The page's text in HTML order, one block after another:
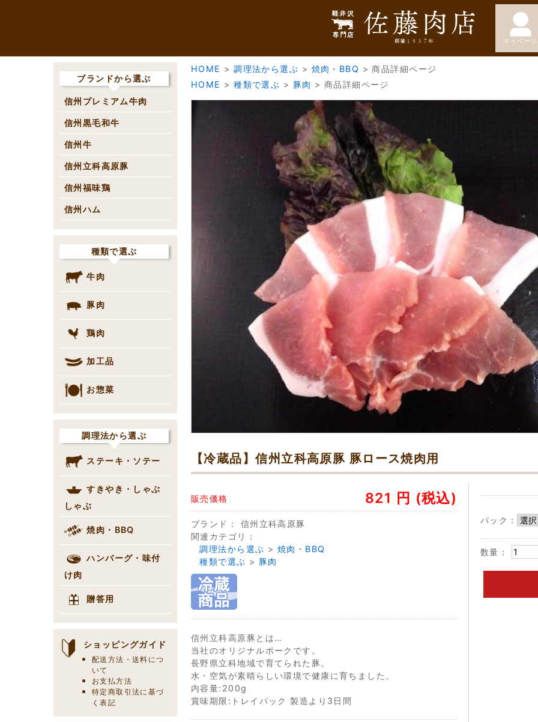
マイページ
ブランドから選ぶ
信州プレミアム牛肉
信州黒毛和牛
信州牛
信州立科高原豚
信州福味鶏
信州ハム
種類で選ぶ
牛肉
豚肉
鶏肉
加工品
お惣菜
調理法から選ぶ
ステーキ・ソテー
すきやき・しゃぶ
しゃぶ
焼肉・BBQ
ハンバーグ・味付
け肉
贈答用
ショッピングガイド
配送方法・送料につ
いて
お支払方法
特定商取引法に基づ
く表記
HOME >調理法から選ぶ > 焼肉・BBQ >商品詳細ページ
HOME >種類で選ぶ > 豚肉 > 商品詳細ページ
【冷蔵品】信州立科高原豚 豚ロース焼肉用
販売価格 821 円 (税込)
ブランド：
信州立科高原豚
関連カテゴリ：
調理法から選ぶ > 焼肉・BBQ
種類で選ぶ > 豚肉
信州立科高原豚とは…
当社のオリジナルポークです。
長野県立科地域で育てられた豚。
水・空気が素晴らしい環境で健康に育ちました。
内容量:200g
賞味期限:トレイパック 製造より3日間
パック：
数量：